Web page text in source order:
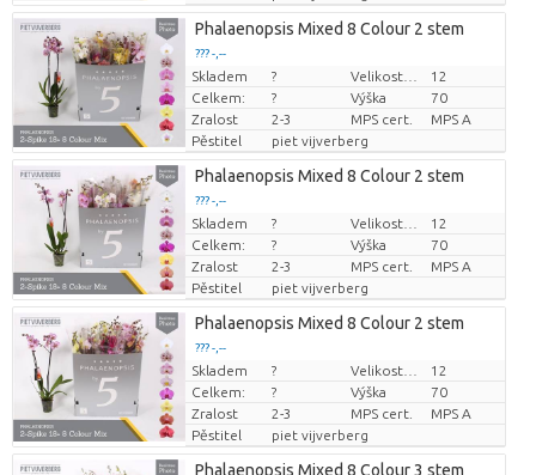
Phalaenopsis Mixed 8 Colour 2 stem
??? -,--
Cena za kus
Skladem ?
12
Celkem:
? Výška
70
Zralost
2-3 MPS cert.
MPS A
Pěstitel
piet vijverberg
Phalaenopsis Mixed 8 Colour 2 stem
??? -,--
Cena za kus
Skladem ?
12
Celkem:
? Výška
70
Zralost
2-3 MPS cert.
MPS A
Pěstitel
piet vijverberg
Phalaenopsis Mixed 8 Colour 2 stem
??? -,--
Cena za kus
Skladem ?
12
Celkem:
? Výška
70
Zralost
2-3 MPS cert.
MPS A
Pěstitel
piet vijverberg
Phalaenopsis Mixed 8 Colour 3 stem